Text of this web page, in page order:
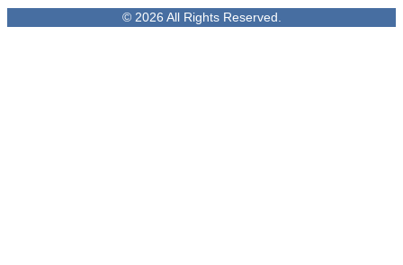
© 2026 All Rights Reserved.